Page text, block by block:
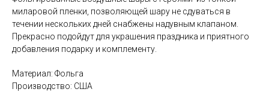
миларовой пленки, позволяющей шару не сдуваться в
течении нескольких дней снабжены надувным клапаном.
Прекрасно подойдут для украшения праздника и приятного
добавления подарку и комплементу.
Материал: Фольга
Производство: США